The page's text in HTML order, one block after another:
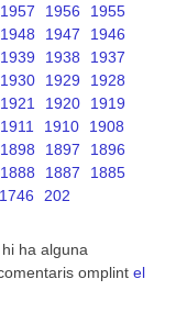
1957 1956
1955
1948 1947
1946
1939 1938
1937
1930 1929
1928
1921 1920
1919
1911 1910
1908
1898 1897
1896
1888 1887
1885
1746 202
ha alguna
omplint el